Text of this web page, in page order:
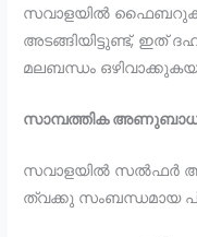
സവാളയിൽ ഫൈബറുകൾ
അടങ്ങിയിട്ടുണ്ട്, ഇത്
മലബന്ധം
സാമ്പത്തിക
സവാളയിൽ സൽഫർ
ത്വക്കു സംബന്ധമായ